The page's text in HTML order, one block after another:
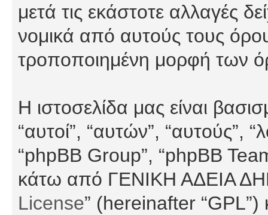
μετά τις εκάστοτε αλλαγές
νομικά από αυτούς τους
τροποποιημένη μορφή των
Η ιστοσελίδα μας είναι
“αυτοί”, “αυτών”, “αυτούς”,
“phpBB Group”, “phpBB
κάτω από ΓΕΝΙΚΗ ΑΔΕΙΑ
License” (hereinafter “GPL”)